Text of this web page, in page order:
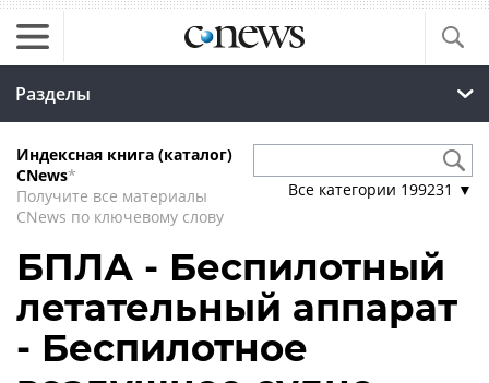
Разделы
Индексная книга (каталог)
CNews*
Получите все материалы
CNews по ключевому слову
Все категории 199231 ▼
БПЛА - Беспилотный
летательный аппарат
- Беспилотное